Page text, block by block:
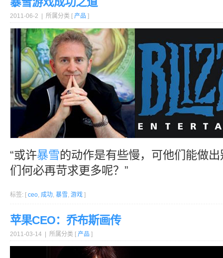
2011-06-2 | 所属分类 [ 产品 ]
“或许暴雪的动作是有些慢，可他们能做
们何必再苛求更多呢？”
标签: [ ceo, 成功, 暴雪, 游戏 ]
苹果CEO：乔布斯画传
2011-03-14 | 所属分类 [ 产品 ]